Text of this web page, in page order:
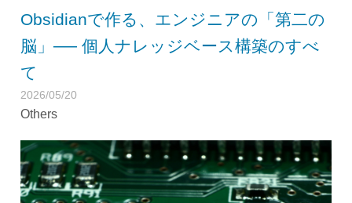
Obsidianで作る、エンジニアの「第二の
脳」── 個人ナレッジベース構築のすべ
て
2026/05/20
Others